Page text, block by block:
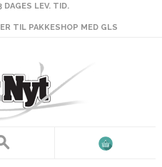
DAGES LEV. TID.
TIL PAKKESHOP MED GLS